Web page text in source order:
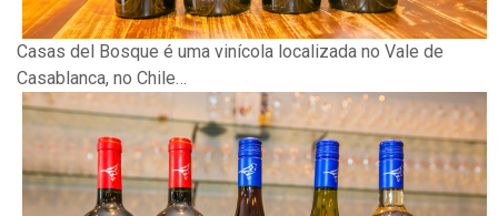
Casas del Bosque é uma vinícola localizada no Vale de
Casablanca, no Chile…